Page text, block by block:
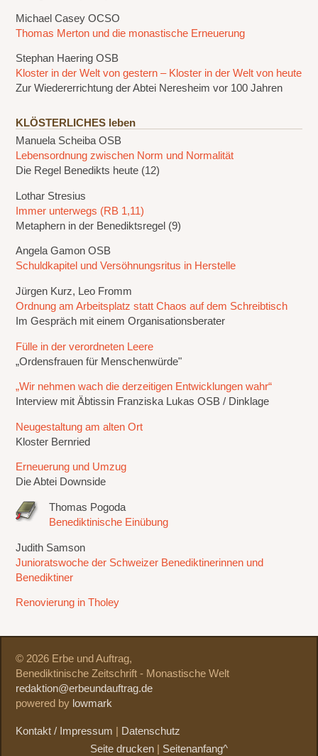
Michael Casey OCSO
Thomas Merton und die monastische Erneuerung
Stephan Haering OSB
Kloster in der Welt von gestern – Kloster in der Welt von heute
Zur Wiedererrichtung der Abtei Neresheim vor 100 Jahren
KLÖSTERLICHES leben
Manuela Scheiba OSB
Lebensordnung zwischen Norm und Normalität
Die Regel Benedikts heute (12)
Lothar Stresius
Immer unterwegs (RB 1,11)
Metaphern in der Benediktsregel (9)
Angela Gamon OSB
Schuldkapitel und Versöhnungsritus in Herstelle
Jürgen Kurz, Leo Fromm
Ordnung am Arbeitsplatz statt Chaos auf dem Schreibtisch
Im Gespräch mit einem Organisationsberater
Fülle in der verordneten Leere
„Ordensfrauen für Menschenwürde"
„Wir nehmen wach die derzeitigen Entwicklungen wahr“
Interview mit Äbtissin Franziska Lukas OSB / Dinklage
Neugestaltung am alten Ort
Kloster Bernried
Erneuerung und Umzug
Die Abtei Downside
Thomas Pogoda
Benediktinische Einübung
Judith Samson
Junioratswoche der Schweizer Benediktinerinnen und
Benediktiner
Renovierung in Tholey
© 2026 Erbe und Auftrag,
Benediktinische Zeitschrift - Monastische Welt
redaktion@erbeundauftrag.de
powered by lowmark
Kontakt / Impressum
Datenschutz
Seite drucken
Seitenanfang^